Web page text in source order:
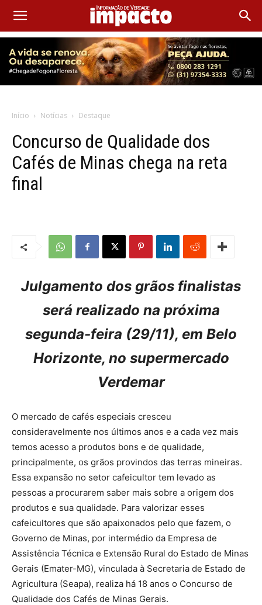
Início Notícias Destaque
Concurso de Qualidade dos
Cafés de Minas chega na reta
final
Julgamento dos grãos finalistas
será realizado na próxima
segunda-feira (29/11), em Belo
Horizonte, no supermercado
Verdemar
O mercado de cafés especiais cresceu
consideravelmente nos últimos anos e a cada vez mais
temos acesso a produtos bons e de qualidade,
principalmente, os grãos provindos das terras mineiras.
Essa expansão no setor cafeicultor tem levado as
pessoas a procurarem saber mais sobre a origem dos
produtos e sua qualidade. Para valorizar esses
cafeicultores que são apaixonados pelo que fazem, o
Governo de Minas, por intermédio da Empresa de
Assistência Técnica e Extensão Rural do Estado de Minas
Gerais (Emater-MG), vinculada à Secretaria de Estado de
Agricultura (Seapa), realiza há 18 anos o Concurso de
Qualidade dos Cafés de Minas Gerais.